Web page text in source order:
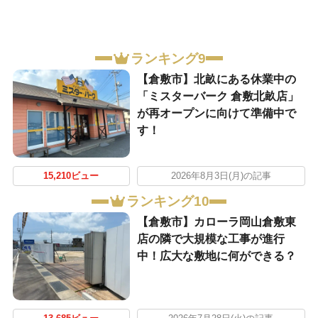
ランキング9
【倉敷市】北畝にある休業中の
「ミスターバーク 倉敷北畝店」
が再オープンに向けて準備中で
す！
15,210ビュー 2026年8月3日(月)の記事
ランキング10
【倉敷市】カローラ岡山倉敷東
店の隣で大規模な工事が進行
中！広大な敷地に何ができる？